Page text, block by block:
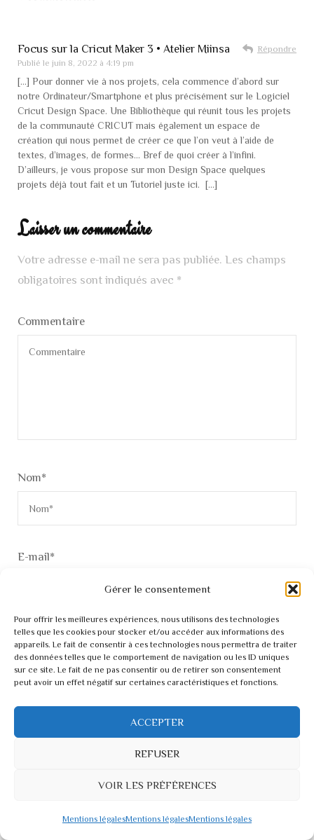
Gérer le consentement
Pour offrir les meilleures expériences, nous utilisons des technologies
telles que les cookies pour stocker et/ou accéder aux informations des
appareils. Le fait de consentir à ces technologies nous permettra de traiter
des données telles que le comportement de navigation ou les ID uniques
sur ce site. Le fait de ne pas consentir ou de retirer son consentement
peut avoir un effet négatif sur certaines caractéristiques et fonctions.
ACCEPTER
REFUSER
VOIR LES PRÉFÉRENCES
Mentions légalesMentions légalesMentions légales
Focus sur la Cricut Maker 3 • Atelier Miinsa
Publié le juin 8, 2022 à 4:19 pm
Répondre
[…] Pour donner vie à nos projets, cela commence d’abord sur
notre Ordinateur/Smartphone et plus précisément sur le Logiciel
Cricut Design Space. Une Bibliothèque qui réunit tous les projets
de la communauté CRICUT mais également un espace de
création qui nous permet de créer ce que l’on veut à l’aide de
textes, d’images, de formes… Bref de quoi créer à l’infini.
D’ailleurs, je vous propose sur mon Design Space quelques
projets déjà tout fait et un Tutoriel juste ici. […]
Laisser un commentaire
Votre adresse e-mail ne sera pas publiée. Les champs
obligatoires sont indiqués avec *
Commentaire
Nom*
E-mail*
Site web
Enregistrer mon nom, mon e-mail et mon site dans le
navigateur pour mon prochain commentaire.